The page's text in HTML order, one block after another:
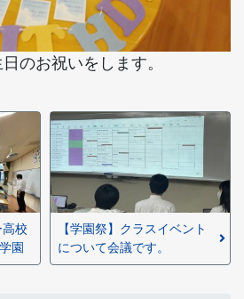
のお祝いをします。
高校
園
【学園祭】クラスイベント
について会議です。